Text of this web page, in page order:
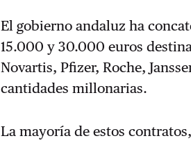
El gobierno andaluz ha
15.000 y 30.000 euros
Novartis, Pfizer, Roche,
cantidades millonarias.
La mayoría de estos